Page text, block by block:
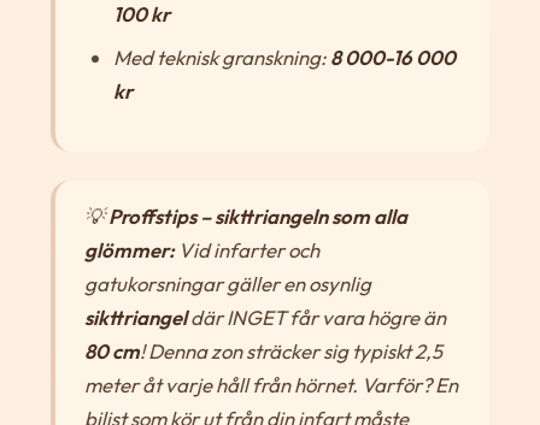
100 kr
Med teknisk granskning:8 000-16 000
kr
💡Proffstips – sikttriangeln som alla
glömmer:Vid infarter och
gatukorsningar gäller en osynlig
sikttriangeldär INGET får vara högre än
80 cm! Denna zon sträcker sig typiskt 2,5
meter åt varje håll från hörnet. Varför? En
bilist som kör ut från din infart måste